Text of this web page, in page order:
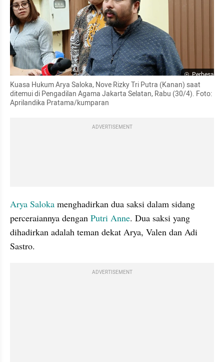
Perbesar
Kuasa Hukum Arya Saloka, Nove Rizky Tri Putra (Kanan) saat
ditemui di Pengadilan Agama Jakarta Selatan, Rabu (30/4). Foto:
Aprilandika Pratama/kumparan
ADVERTISEMENT
Arya Saloka menghadirkan dua saksi dalam sidang
perceraiannya dengan Putri Anne. Dua saksi yang
dihadirkan adalah teman dekat Arya, Valen dan Adi
Sastro.
ADVERTISEMENT